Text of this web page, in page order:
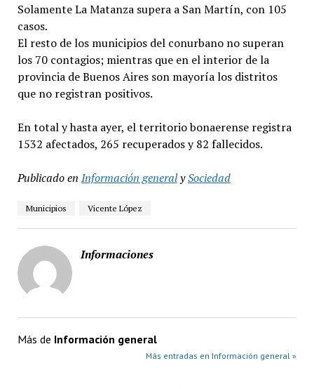
Solamente La Matanza supera a San Martín, con 105
casos.
El resto de los municipios del conurbano no superan
los 70 contagios; mientras que en el interior de la
provincia de Buenos Aires son mayoría los distritos
que no registran positivos.
En total y hasta ayer, el territorio bonaerense registra
1532 afectados, 265 recuperados y 82 fallecidos.
Publicado en Información generalySociedad
Municipios Vicente López
Informaciones
Más de Información general
Más entradas en Información general »